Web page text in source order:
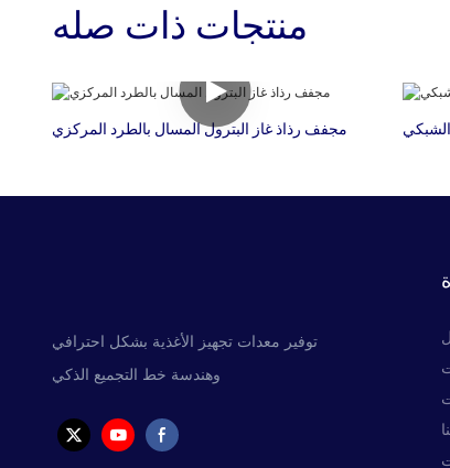
منتجات ذات صله
مجفف رذاذ غاز البترول المسال بالطرد المركزي
توفير معدات تجهيز الأغذية بشكل احترافي
وهندسة خط التجميع الذكي